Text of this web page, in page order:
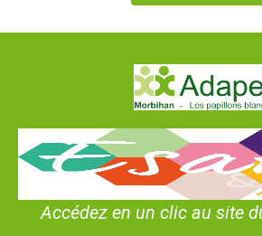
Accédez en un clic au site